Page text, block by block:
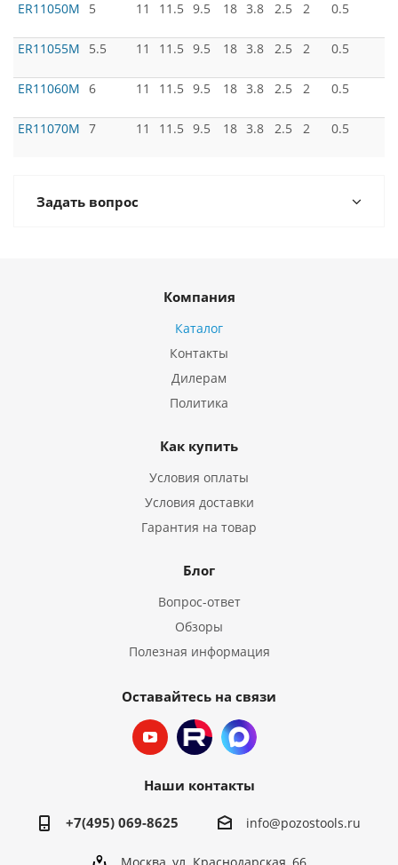
ER11050M 5 11 11.5 9.5 18 3.8 2.5 2 0.5
ER11055M 5.5 11 11.5 9.5 18 3.8 2.5 2 0.5
ER11060M 6 11 11.5 9.5 18 3.8 2.5 2 0.5
ER11070M 7 11 11.5 9.5 18 3.8 2.5 2 0.5
Задать вопрос
Компания
Каталог
Контакты
Дилерам
Политика
Как купить
Условия оплаты
Условия доставки
Гарантия на товар
Блог
Вопрос-ответ
Обзоры
Полезная информация
Оставайтесь на связи
Наши контакты
+7(495) 069-8625 info@pozostools.ru